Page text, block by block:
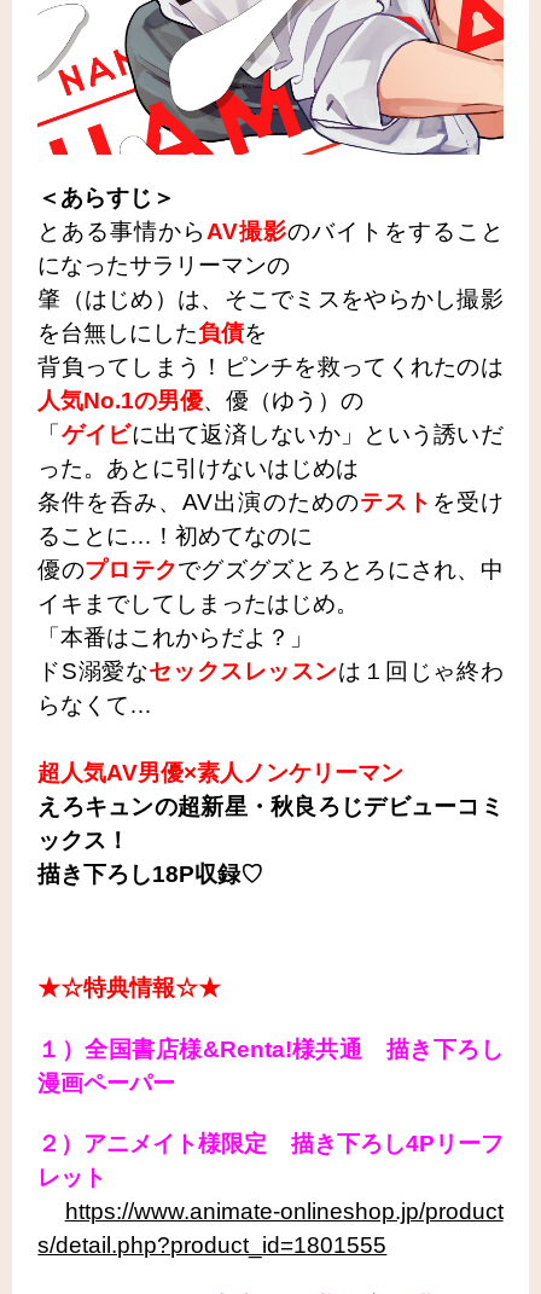
＜あらすじ＞
とある事情からAV撮影のバイトをすること
になったサラリーマンの
肇 （はじめ）は、そこでミスをやらかし撮影
を台無しにした負債を
背負ってしまう！ピンチを救ってくれたのは
人気No.1の男優、優（ゆう）の
「 ゲイビに出て返済しないか」という誘いだ
った。あとに引けないはじめは
条件を呑み、AV出演のためのテスト を受け
ることに…！初めてなのに
優のプロテクでグズグズとろとろにされ、 中
イキまでしてしまったはじめ。
「本番はこれからだよ？」
ドS溺愛なセックスレッスンは１回じゃ終わ
らなくて…
超人気AV男優×素人ノンケリーマン
えろキュンの超新星・秋良ろじデビューコミ
ックス！
描き下ろし18P収録♡
★☆特典情報☆★
１）全国書店様&Renta!様共通 描き下ろし
漫画ペーパー
２）アニメイト様限定 描き下ろし4Pリーフ
レット
https://www.animate-onlineshop.jp/product
s/detail.php?product_id=1801555